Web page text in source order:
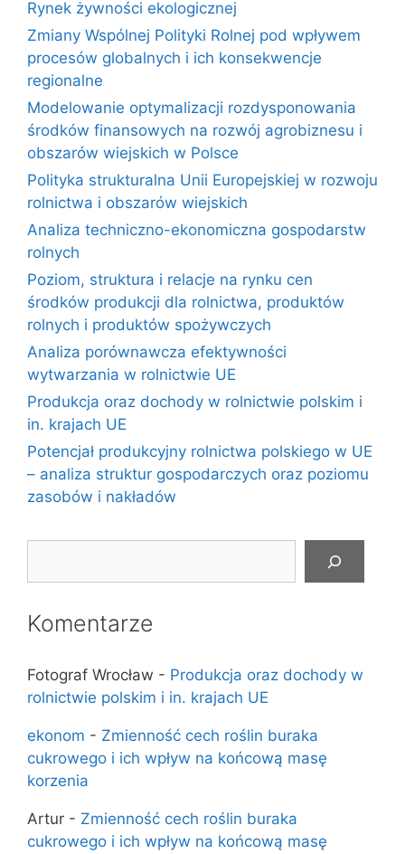
Rynek żywności ekologicznej
Zmiany Wspólnej Polityki Rolnej pod wpływem
procesów globalnych i ich konsekwencje
regionalne
Modelowanie optymalizacji rozdysponowania
środków finansowych na rozwój agrobiznesu i
obszarów wiejskich w Polsce
Polityka strukturalna Unii Europejskiej w rozwoju
rolnictwa i obszarów wiejskich
Analiza techniczno-ekonomiczna gospodarstw
rolnych
Poziom, struktura i relacje na rynku cen
środków produkcji dla rolnictwa, produktów
rolnych i produktów spożywczych
Analiza porównawcza efektywności
wytwarzania w rolnictwie UE
Produkcja oraz dochody w rolnictwie polskim i
in. krajach UE
Potencjał produkcyjny rolnictwa polskiego w UE
– analiza struktur gospodarczych oraz poziomu
zasobów i nakładów
Komentarze
Fotograf Wrocław - Produkcja oraz dochody w
rolnictwie polskim i in. krajach UE
ekonom - Zmienność cech roślin buraka
cukrowego i ich wpływ na końcową masę
korzenia
Artur - Zmienność cech roślin buraka
cukrowego i ich wpływ na końcową masę